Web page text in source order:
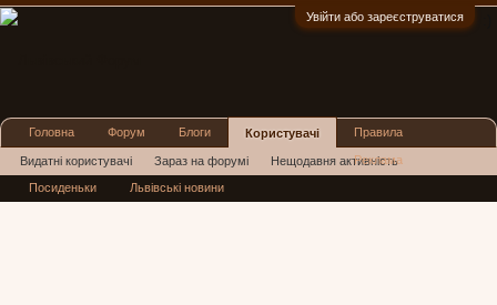
Увійти або зареєструватися
Головна Форум Блоги Користувачі
Видатні користувачі Зараз на форумі Нещодавня активність
Нові повідомлення профілю
Правила
Реклама
Посиденьки Львівські новини